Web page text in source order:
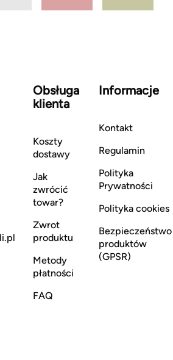
Obsługa
klienta
Koszty
dostawy
Jak
zwrócić
towar?
Zwrot
produktu
Metody
płatności
FAQ
Informacje
Kontakt
Regulamin
Polityka
Prywatności
Polityka cookies
Bezpieczeństwo
produktów
(GPSR)